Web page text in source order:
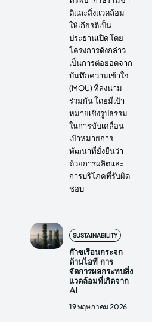
ติและสิ่งแวดล้อม
ให้เกียรติเป็น
ประธานเปิด โดย
โครงการดังกล่าว
เป็นการต่อยอดจาก
บันทึกความเข้าใจ
(MOU) ที่ลงนาม
ร่วมกัน โดยมีเป้า
หมายเชิงรูปธรรม
ในการขับเคลื่อน
เป้าหมายการ
พัฒนาที่ยั่งยืนว่า
ด้วยการผลิตและ
การบริโภคที่รับผิด
ชอบ
SUSTAINABILITY
ก๊าซเรือนกระจก
ด้านไอที การ
จัดการผลกระทบสิ่ง
แวดล้อมที่เกิดจาก
AI
19 พฤษภาคม 2026